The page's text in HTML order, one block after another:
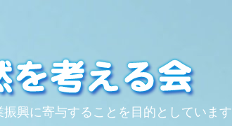
興に寄与することを目的としています